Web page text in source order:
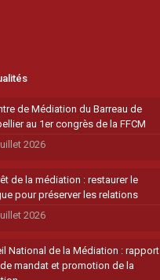
de Médiation du Barreau de
au 1er congrès de la FFCM
2026
de la médiation : restaurer le
pour préserver les relations
2026
National de la Médiation : rapport
mandat et promotion de la